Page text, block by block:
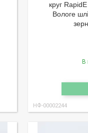
круг
Вологе
В
НФ-00002244